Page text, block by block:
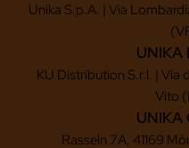
Unika S.p.A. | Via
UNIKA
KU Distribution S.r.l. | Via
Vito
UNIKA
Rasseln 7A, 41169